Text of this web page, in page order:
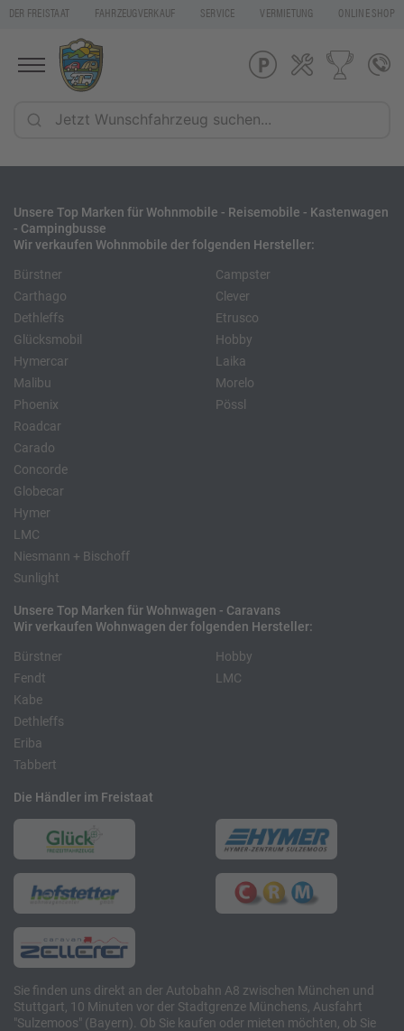
DER FREISTAAT FAHRZEUGVERKAUF SERVICE VERMIETUNG ONLINE SHOP
Unsere Top Marken für Wohnmobile - Reisemobile - Kastenwagen
- Campingbusse
Wir verkaufen Wohnmobile der folgenden Hersteller:
Bürstner
Carthago
Dethleffs
Glücksmobil
Hymercar
Malibu
Phoenix
Roadcar
Campster
Clever
Etrusco
Hobby
Laika
Morelo
Pössl
Carado
Concorde
Globecar
Hymer
LMC
Niesmann + Bischoff
Sunlight
Unsere Top Marken für Wohnwagen - Caravans
Wir verkaufen Wohnwagen der folgenden Hersteller:
Bürstner
Fendt
Kabe
Hobby
LMC
Dethleffs
Eriba
Tabbert
Die Händler im Freistaat
Sie finden uns direkt an der Autobahn A8 zwischen München und
Stuttgart, 10 Minuten vor der Stadtgrenze Münchens, Ausfahrt
"Sulzemoos" (Bayern). Ob Sie kaufen oder mieten möchten, ob Sie